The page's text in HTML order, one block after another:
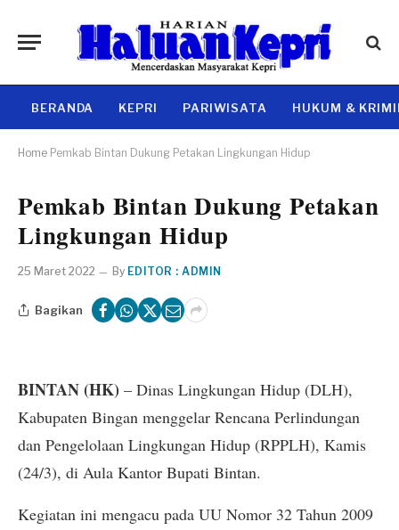
BERANDA KEPRI PARIWISATA HUKUM &
Home Pemkab Bintan Dukung Petakan Lingkungan Hidup
Pemkab Bintan Dukung Petakan
Lingkungan Hidup
25 Maret 2022 By EDITOR : ADMIN
Bagikan
BINTAN (HK) – Dinas Lingkungan Hidup (DLH),
Kabupaten Bingan menggelar Rencana Perlindungan
dan Pengelolaan Lingkungan Hidup (RPPLH), Kamis
(24/3), di Aula Kantor Bupati Bintan.
Kegiatan ini mengacu pada UU Nomor 32 Tahun 2009